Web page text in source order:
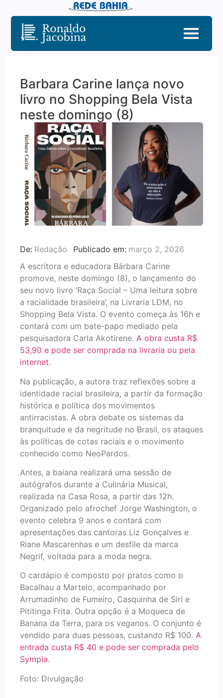
Barbara Carine lança novo
livro no Shopping Bela Vista
neste domingo (8)
De: Redação Publicado em: março 2, 2026
A escritora e educadora Bárbara Carine
promove, neste domingo (8), o lançamento do
seu novo livro ‘Raça Social – Uma leitura sobre
a racialidade brasileira’, na Livraria LDM, no
Shopping Bela Vista. O evento começa às 16h e
contará com um bate-papo mediado pela
pesquisadora Carla Akotirene. A obra custa R$
53,90 e pode ser comprada na livraria ou pela
internet.
Na publicação, a autora traz reflexões sobre a
identidade racial brasileira, a partir da formação
histórica e política dos movimentos
antirracistas. A obra debate os sistemas da
branquitude e da negritude no Brasil, os ataques
às políticas de cotas raciais e o movimento
conhecido como NeoPardos.
Antes, a baiana realizará uma sessão de
autógrafos durante a Culinária Musical,
realizada na Casa Rosa, a partir das 12h.
Organizado pelo afrochef Jorge Washington, o
evento celebra 9 anos e contará com
apresentações das cantoras Liz Gonçalves e
Riane Mascarenhas e um desfile da marca
Negrif, voltada para a moda negra.
O cardápio é composto por pratos como o
Bacalhau a Martelo, acompanhado por
Arrumadinho de Fumeiro, Casquinha de Siri e
Pititinga Frita. Outra opção é a Moqueca de
Banana da Terra, para os veganos. O conjunto é
vendido para duas pessoas, custando R$ 100. A
entrada custa R$ 40 e pode ser comprada pelo
Sympla.
Foto: Divulgação